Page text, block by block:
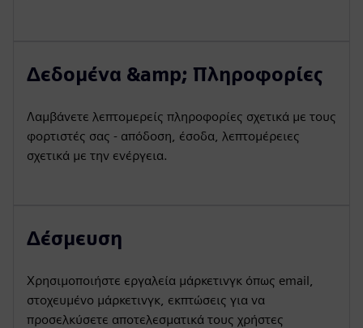
Δεδομένα &amp; Πληροφορίες
Λαμβάνετε λεπτομερείς πληροφορίες σχετικά με τους
φορτιστές σας - απόδοση, έσοδα, λεπτομέρειες
σχετικά με την ενέργεια.
Δέσμευση
Χρησιμοποιήστε εργαλεία μάρκετινγκ όπως email,
στοχευμένο μάρκετινγκ, εκπτώσεις για να
προσελκύσετε αποτελεσματικά τους χρήστες